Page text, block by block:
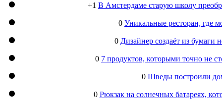
+1 В Амстердаме старую школу
0 Уникальные ресторан, где
0 Дизайнер создаёт из
0 7 продуктов, которыми точно не
0 Шведы построили
0 Рюкзак на солнечных батареях,